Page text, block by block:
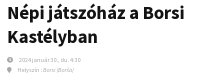
Népi játszóház a Borsi
Kastélyban
2024 január 30., du. 4:30
Helyszín : Borsi (Borša)